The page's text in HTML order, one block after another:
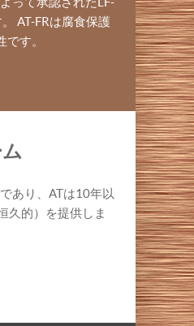
AT-FRは腐食保護
す。
あり、ATは10年以
久的）を提供しま